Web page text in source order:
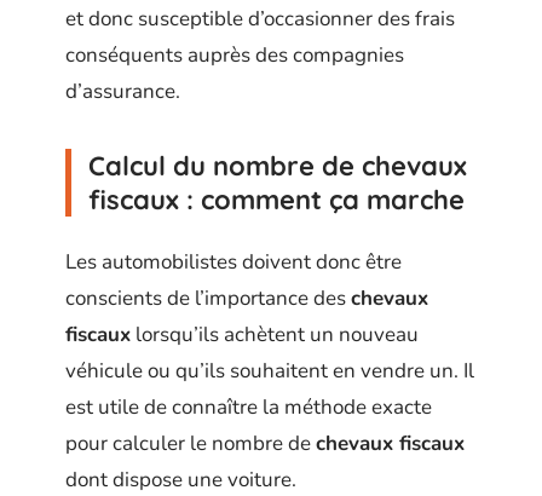
et donc susceptible d’occasionner des frais
conséquents auprès des compagnies
d’assurance.
Calcul du nombre de chevaux
fiscaux : comment ça marche
Les automobilistes doivent donc être
conscients de l’importance deschevaux
fiscaux lorsqu’ils achètent un nouveau
véhicule ou qu’ils souhaitent en vendre un. Il
est utile de connaître la méthode exacte
pour calculer le nombre dechevaux fiscaux
dont dispose une voiture.